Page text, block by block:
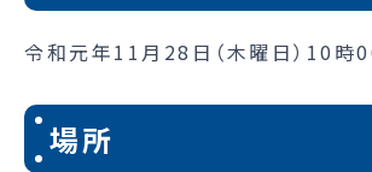
令和元年11月28日（木曜日）10時
場所